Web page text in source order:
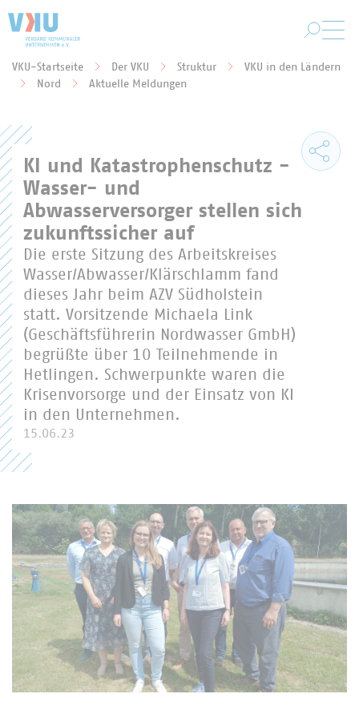
Sie befinden sich hier:
VKU-Startseite Der VKU Struktur
VKU in den Ländern
Nord
Aktuelle Meldungen
KI und Katastrophenschutz -
Wasser- und
Abwasserversorger stellen sich
zukunftssicher auf
Die erste Sitzung des Arbeitskreises
Wasser/Abwasser/Klärschlamm fand
dieses Jahr beim AZV Südholstein
statt. Vorsitzende Michaela Link
(Geschäftsführerin Nordwasser GmbH)
begrüßte über 10 Teilnehmende in
Hetlingen. Schwerpunkte waren die
Krisenvorsorge und der Einsatz von KI
in den Unternehmen.
15.06.23